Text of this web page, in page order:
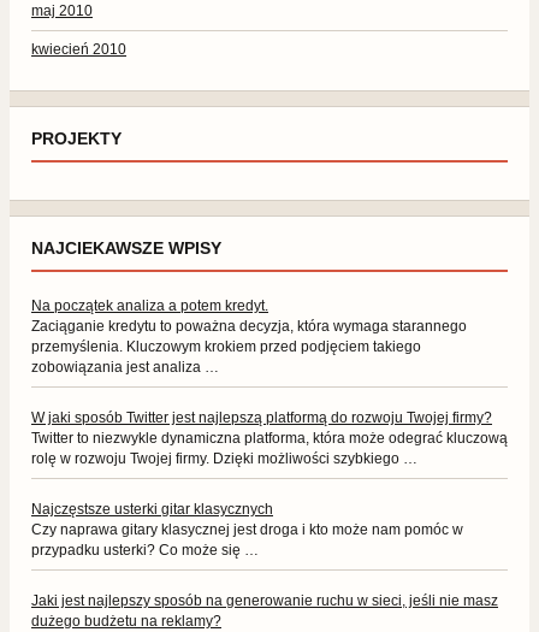
maj 2010
kwiecień 2010
PROJEKTY
NAJCIEKAWSZE WPISY
Na początek analiza a potem kredyt.
Zaciąganie kredytu to poważna decyzja, która wymaga starannego
przemyślenia. Kluczowym krokiem przed podjęciem takiego
zobowiązania jest analiza …
W jaki sposób Twitter jest najlepszą platformą do rozwoju Twojej firmy?
Twitter to niezwykle dynamiczna platforma, która może odegrać kluczową
rolę w rozwoju Twojej firmy. Dzięki możliwości szybkiego …
Najczęstsze usterki gitar klasycznych
Czy naprawa gitary klasycznej jest droga i kto może nam pomóc w
przypadku usterki? Co może się …
Jaki jest najlepszy sposób na generowanie ruchu w sieci, jeśli nie masz
dużego budżetu na reklamy?